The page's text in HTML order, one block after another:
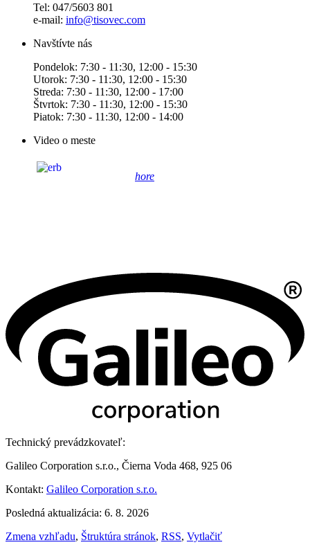
Tel: 047/5603 801
e-mail: info@tisovec.com
Navštívte nás
Pondelok: 7:30 - 11:30, 12:00 - 15:30
Utorok: 7:30 - 11:30, 12:00 - 15:30
Streda: 7:30 - 11:30, 12:00 - 17:00
Štvrtok: 7:30 - 11:30, 12:00 - 15:30
Piatok: 7:30 - 11:30, 12:00 - 14:00
Video o meste
hore
Technický prevádzkovateľ:
Galileo Corporation s.r.o., Čierna Voda 468, 925 06
Kontakt: Galileo Corporation s.r.o.
Posledná aktualizácia: 6. 8. 2026
Zmena vzhľadu, Štruktúra stránok, RSS, Vytlačiť